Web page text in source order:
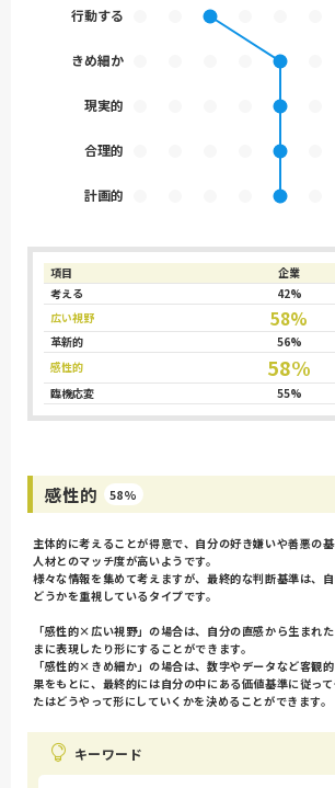
行動する
きめ細か
現実的
合理的
計画的
項目
企業
考える
42%
広い視野
58%
革新的
56%
感性的
58%
臨機応変 55%
感性的 58%
主体的に考えることが得意で、自分の好き嫌いや善悪の
人材とのマッチ度が高いようです。
様々な情報を集めて考えますが、最終的な判断基準は、
どうかを重視しているタイプです。
「感性的×広い視野」の場合は、自分の直感から生まれ
まに表現したり形にすることができます。
「感性的×きめ細か」の場合は、数字やデータなど客観
果をもとに、最終的には自分の中にある価値基準に従っ
たはどうやって形にしていくかを決めることができます。
キーワード